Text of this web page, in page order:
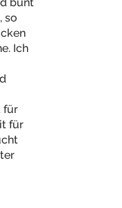
so
Ich
für
für